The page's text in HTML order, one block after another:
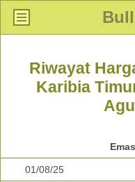
Riwayat
Karibia
01/08/25